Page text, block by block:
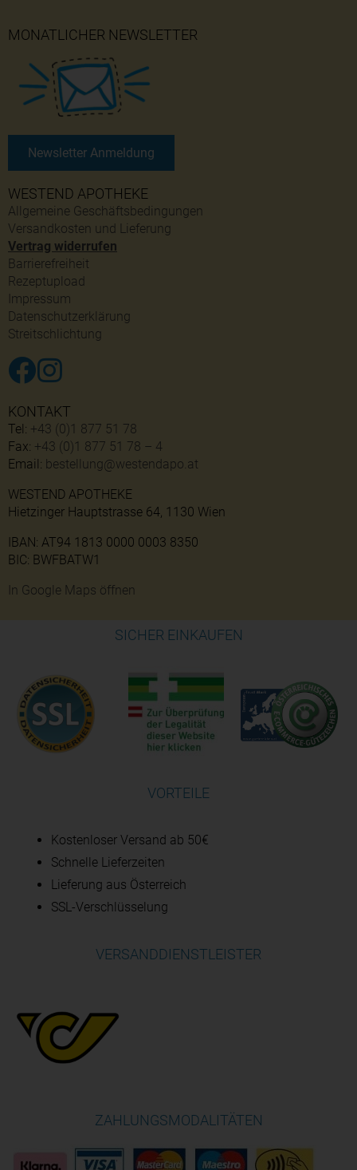
WESTEND APOTHEKE
Allgemeine Geschäftsbedingungen
Versandkosten und Lieferung
Vertrag widerrufen
Barrierefreiheit
Rezeptupload
Impressum
Datenschutzerklärung
Streitschlichtung
MONATLICHER NEWSLETTER
Newsletter Anmeldung
KONTAKT
Tel: +43 (0)1 877 51 78
Fax: +43 (0)1 877 51 78 – 4
Email: bestellung@westendapo.at
WESTEND APOTHEKE
Hietzinger Hauptstrasse 64, 1130 Wien
IBAN: AT94 1813 0000 0003 8350
BIC: BWFBATW1
In Google Maps öffnen
SICHER EINKAUFEN
VORTEILE
Kostenloser Versand ab 50€
Schnelle Lieferzeiten
Lieferung aus Österreich
SSL-Verschlüsselung
VERSANDDIENSTLEISTER
ZAHLUNGSMODALITÄTEN